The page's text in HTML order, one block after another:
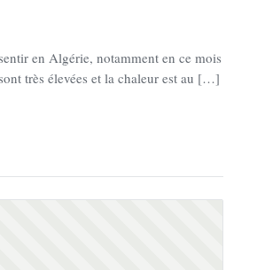
en Algérie, notamment en ce mois
très élevées et la chaleur est au […]